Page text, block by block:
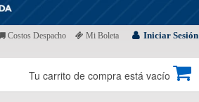
Iniciar Sesión
Costos Despacho Mi Boleta
Tu carrito de compra está vacío